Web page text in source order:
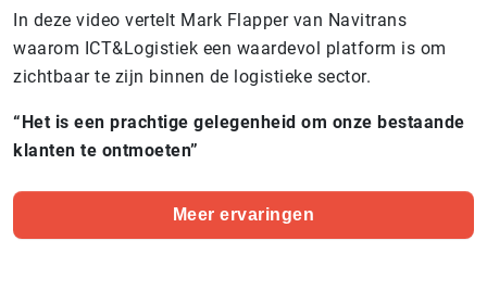
In deze video vertelt Mark Flapper van Navitrans
waarom ICT&Logistiek een waardevol platform is om
zichtbaar te zijn binnen de logistieke sector.
“Het is een prachtige gelegenheid om onze bestaande
klanten te ontmoeten”
Meer ervaringen